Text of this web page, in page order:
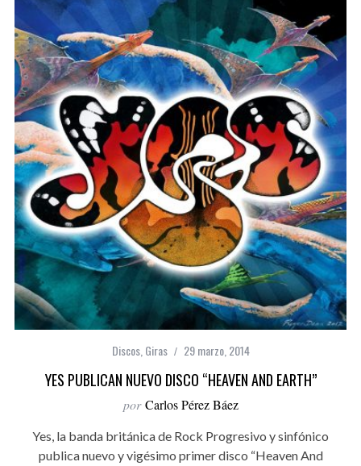
Discos, Giras 29 marzo, 2014
YES PUBLICAN NUEVO DISCO “HEAVEN AND EARTH”
por Carlos Pérez Báez
Yes, la banda británica de Rock Progresivo y sinfónico
publica nuevo y vigésimo primer disco “Heaven And